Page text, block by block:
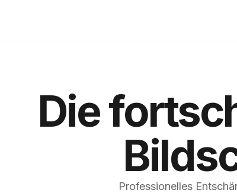
Die
Professionelles